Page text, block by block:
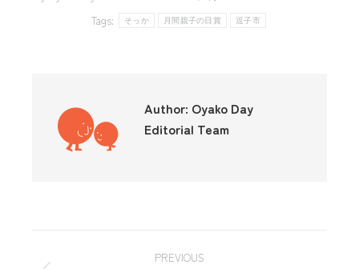
Tags:
そっか 月間親子の日賞 逗子市
Author: Oyako Day
Editorial Team
PREVIOUS